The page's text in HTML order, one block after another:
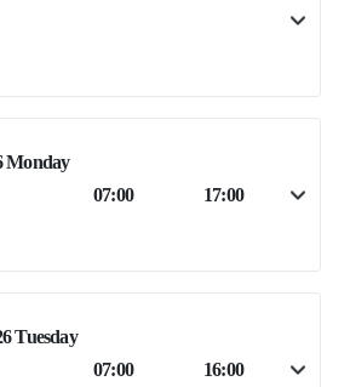
Monday
07:00 17:00
Tuesday
07:00 16:00